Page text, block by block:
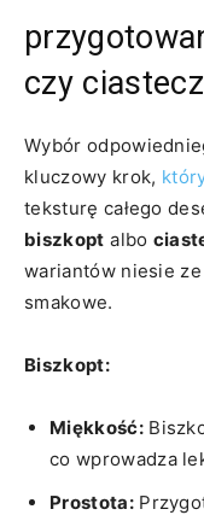
czy
Wybór
kluczowy krok, ⁢
teksturę ‌całego
biszkopt ⁢albo
wariantów niesie‍
smakowe.
Biszkopt:
Miękkość:
co wprowadza
Prostota: